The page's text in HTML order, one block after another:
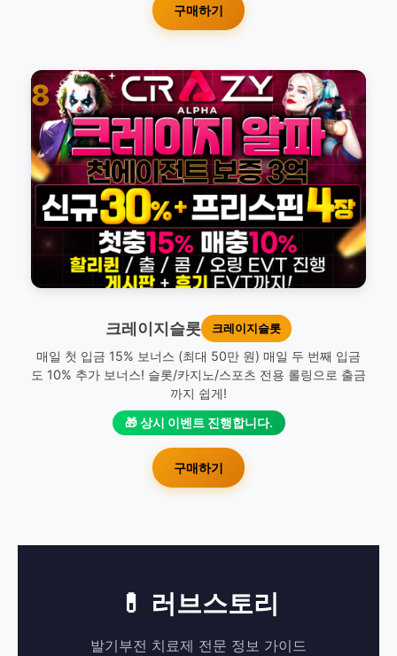
구매하기
8
크레이지슬롯 크레이지슬롯
매일 첫 입금 15% 보너스 (최대 50만 원) 매일 두 번째 입금
도 10% 추가 보너스! 슬롯/카지노/스포츠 전용 롤링으로 출금
까지 쉽게!
🎁 상시 이벤트 진행합니다.
구매하기
💊 러브스토리
발기부전 치료제 전문 정보 가이드